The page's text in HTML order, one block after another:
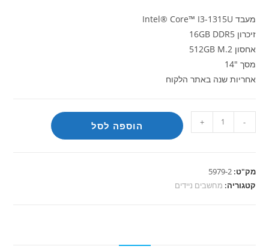
מעבד Intel® Core™ I3-1315U
זיכרון 16GB DDR5
אחסון 512GB M.2
מסך "14
אחריות שנה באתר הלקוח
של
Asus
Expertbook
-
+ הוספה לסל
מק"ט:5979-2
קטגוריה: מחשבים ניידים